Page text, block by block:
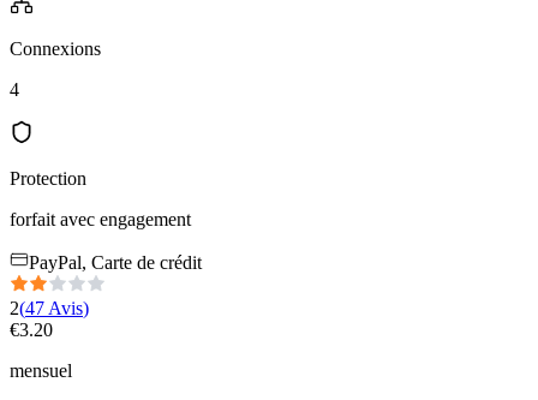
Connexions
4
Protection
forfait avec engagement
PayPal, Carte de crédit
2(47 Avis)
€3.20
mensuel